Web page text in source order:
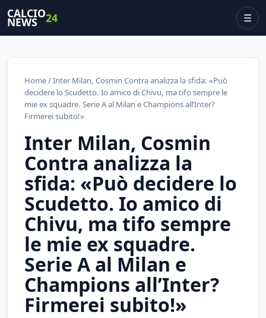
CALCIO
NEWS 24 ☰
Home/ Inter Milan, Cosmin Contra analizza la sfida: «Può
decidere lo Scudetto. Io amico di Chivu, ma tifo sempre le
mie ex squadre. Serie A al Milan e Champions all’Inter?
Firmerei subito!»
Inter Milan, Cosmin
Contra analizza la
sfida: «Può decidere lo
Scudetto. Io amico di
Chivu, ma tifo sempre
le mie ex squadre.
Serie A al Milan e
Champions all’Inter?
Firmerei subito!»